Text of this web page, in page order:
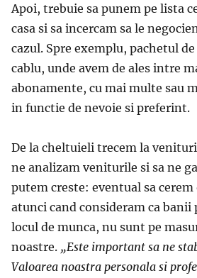
Apoi, trebuie sa punem pe lista
casa si sa incercam sa le
cazul. Spre exemplu, pachetul
cablu, unde avem de ales intre
abonamente, cu mai multe sau
in functie de nevoie si preferint.
De la cheltuieli trecem la
ne analizam veniturile si sa ne
putem creste: eventual sa
atunci cand consideram ca banii
locul de munca, nu sunt pe
noastre. „Este important sa ne
Valoarea noastra personala si